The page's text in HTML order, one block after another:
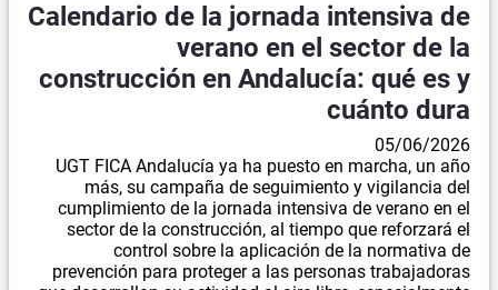
Calendario de la jornada intensiva de
verano en el sector de la
construcción en Andalucía: qué es y
cuánto dura
05/06/2026
UGT FICA Andalucía ya ha puesto en marcha, un año
más, su campaña de seguimiento y vigilancia del
cumplimiento de la jornada intensiva de verano en el
sector de la construcción, al tiempo que reforzará el
control sobre la aplicación de la normativa de
prevención para proteger a las personas trabajadoras